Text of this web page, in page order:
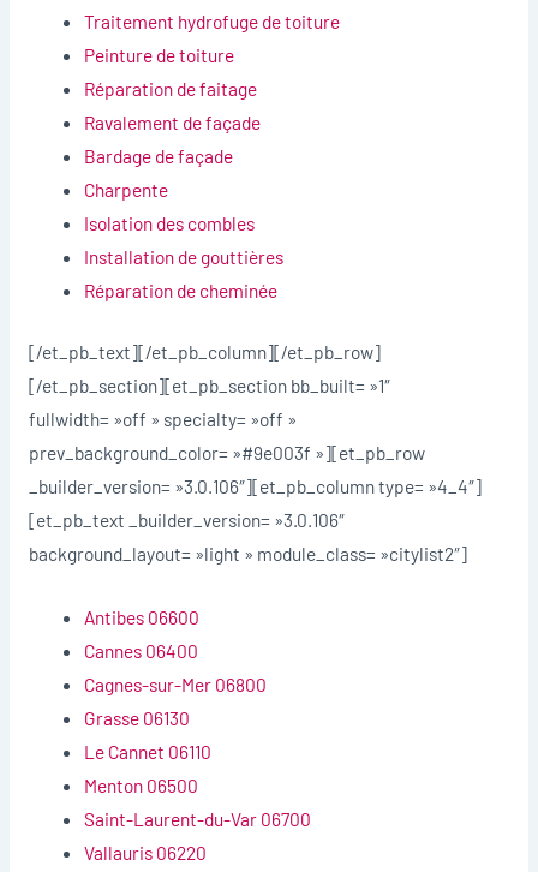
Traitement hydrofuge de toiture
Peinture de toiture
Réparation de faitage
Ravalement de façade
Bardage de façade
Charpente
Isolation des combles
Installation de gouttières
Réparation de cheminée
[/et_pb_text][/et_pb_column][/et_pb_row]
[/et_pb_section][et_pb_section bb_built= »1″
fullwidth= »off » specialty= »off »
prev_background_color= »#9e003f »][et_pb_row
_builder_version= »3.0.106″][et_pb_column type= »4_4″]
[et_pb_text _builder_version= »3.0.106″
background_layout= »light » module_class= »citylist2″]
Antibes 06600
Cannes 06400
Cagnes-sur-Mer 06800
Grasse 06130
Le Cannet 06110
Menton 06500
Saint-Laurent-du-Var 06700
Vallauris 06220